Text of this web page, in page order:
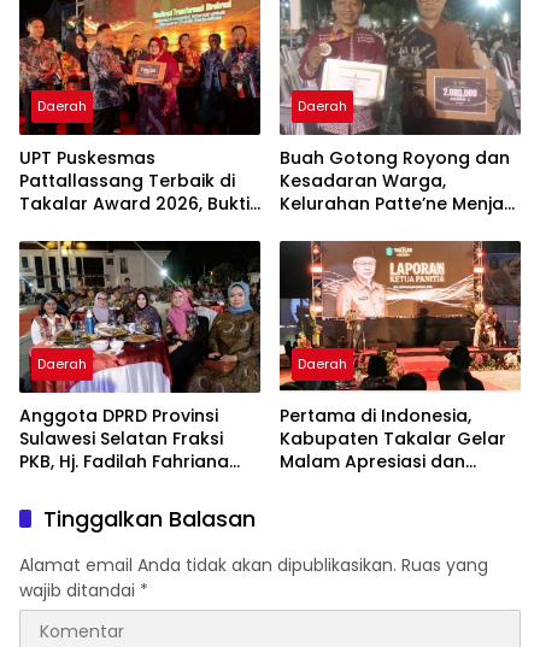
Daerah
UPT Puskesmas
Pattallassang Terbaik di
Takalar Award 2026, Bukti
Pelayanan Kesehatan
Berkualitas
Daerah
Buah Gotong Royong dan
Kesadaran Warga,
Kelurahan Patte’ne Menjadi
2026
Daerah
Anggota DPRD Provinsi
Sulawesi Selatan Fraksi
PKB, Hj. Fadilah Fahriana
Takalar Menyalakan
Lentera Pengabdian
Melalui Malam Apresiasi
dan Inovasi Award 2026
Daerah
Pertama di Indonesia,
Kabupaten Takalar Gelar
Malam Apresiasi dan
Berprestasi
Tinggalkan Balasan
Alamat email Anda tidak akan dipublikasikan. Ruas yang
wajib ditandai *